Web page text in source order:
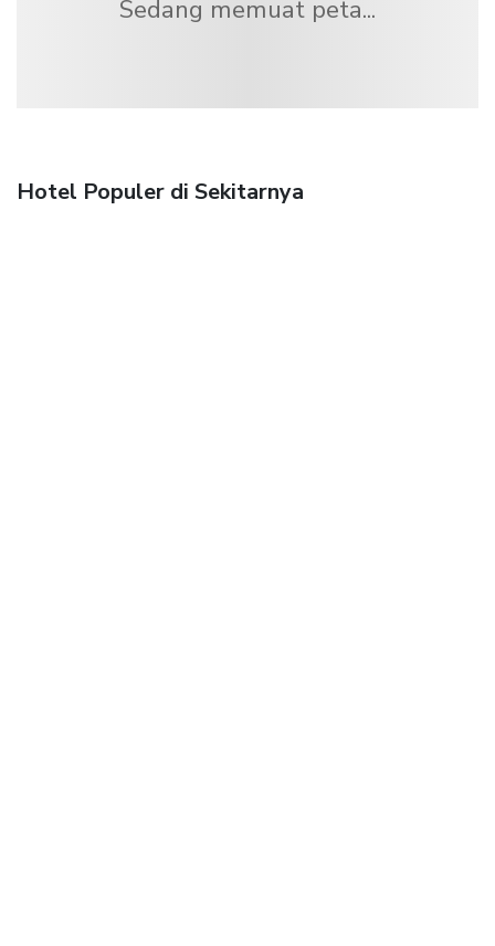
Sedang memuat peta...
Hotel Populer di Sekitarnya